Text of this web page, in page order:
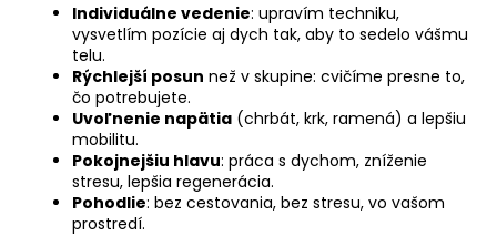
Individuálne vedenie: upravím techniku,
vysvetlím pozície aj dych tak, aby to sedelo vášmu
telu.
Rýchlejší posun než v skupine: cvičíme presne to,
čo potrebujete.
Uvoľnenie napätia (chrbát, krk, ramená) a lepšiu
mobilitu.
Pokojnejšiu hlavu: práca s dychom, zníženie
stresu, lepšia regenerácia.
Pohodlie: bez cestovania, bez stresu, vo vašom
prostredí.